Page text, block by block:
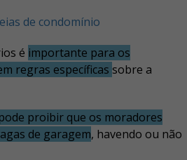
de condomínio
é importante para os
regras específicas sobre a
proibir que os moradores
de garagem, havendo ou não